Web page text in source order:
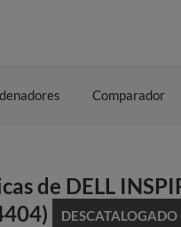
Comparador
de DELL
DESCATALOGADO